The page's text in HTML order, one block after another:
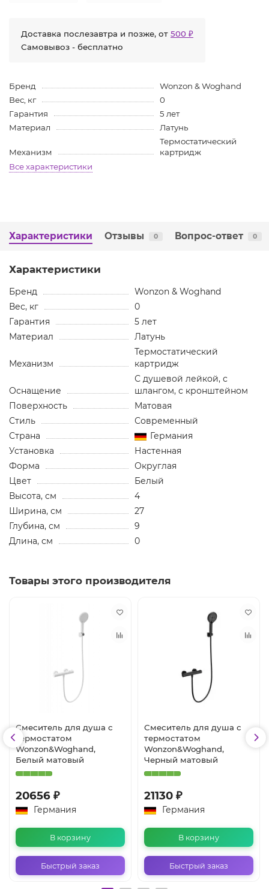
Доставка послезавтра и позже, от 500 ₽
Самовывоз - бесплатно
Бренд
Wonzon & Woghand
Вес, кг
0
Гарантия
5 лет
Материал
Латунь
Механизм
Термостатический
картридж
Все характеристики
Характеристики Отзывы 0 Вопрос-ответ 0
Характеристики
Бренд
Wonzon & Woghand
Вес, кг
0
Гарантия
5 лет
Материал
Латунь
Механизм
Термостатический
картридж
Оснащение
С душевой лейкой, с
шлангом, с кронштейном
Поверхность
Матовая
Стиль
Современный
Страна
Германия
Установка
Настенная
Форма
Округлая
Цвет
Белый
Высота, см
4
Ширина, см
27
Глубина, см
9
Длина, см
0
Товары этого производителя
Смеситель для душа с
термостатом
Wonzon&Woghand,
Белый матовый
20656 ₽
Германия
В корзину
Быстрый заказ
Смеситель для душа с
термостатом
Wonzon&Woghand,
Черный матовый
21130 ₽
Германия
В корзину
Быстрый заказ